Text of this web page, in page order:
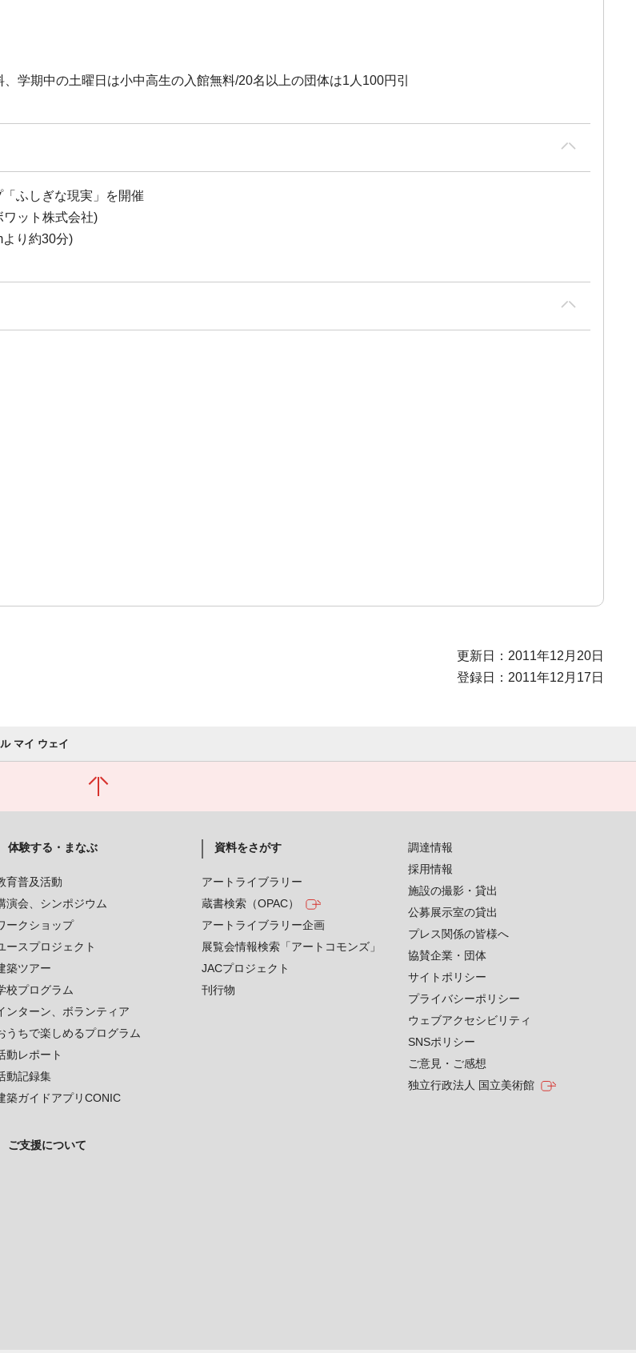
学期中の土曜日は小中高生の入館無料/20名以上の団体は1人100円引
ふしぎな現実」を開催
ット株式会社)
り約30分)
更新日：2011年12月20日
登録日：2011年12月17日
マイ ウェイ
体験する・まなぶ
育普及活動
演会、シンポジウム
ークショップ
ースプロジェクト
築ツアー
校プログラム
ンターン、ボランティア
うちで楽しめるプログラム
動レポート
動記録集
築ガイドアプリCONIC
資料をさがす
アートライブラリー
蔵書検索（OPAC）
アートライブラリー企画
展覧会情報検索「アートコモンズ」
JACプロジェクト
刊行物
ご支援について
調達情報
採用情報
施設の撮影・貸出
公募展示室の貸出
プレス関係の皆様へ
協賛企業・団体
サイトポリシー
プライバシーポリシー
ウェブアクセシビリティ
SNSポリシー
ご意見・ご感想
独立行政法人 国立美術館